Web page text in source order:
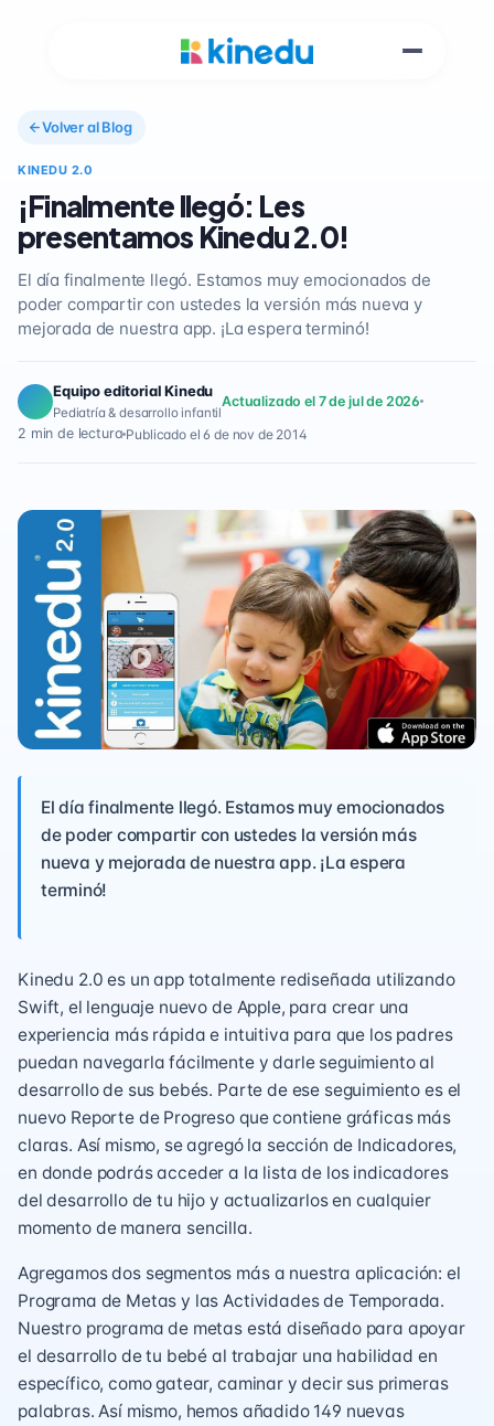
Volver al Blog
KINEDU 2.0
¡Finalmente llegó: Les
presentamos Kinedu 2.0!
El día finalmente llegó. Estamos muy emocionados de
poder compartir con ustedes la versión más nueva y
mejorada de nuestra app. ¡La espera terminó!
Equipo editorial Kinedu
Pediatría & desarrollo infantil
Actualizado el 7 de jul de 2026
2 min de lectura Publicado el 6 de nov de 2014
El día finalmente llegó. Estamos muy emocionados
de poder compartir con ustedes la versión más
nueva y mejorada de nuestra app. ¡La espera
terminó!
Kinedu 2.0 es un app totalmente rediseñada utilizando
Swift, el lenguaje nuevo de Apple, para crear una
experiencia más rápida e intuitiva para que los padres
puedan navegarla fácilmente y darle seguimiento al
desarrollo de sus bebés. Parte de ese seguimiento es el
nuevo Reporte de Progreso que contiene gráficas más
claras. Así mismo, se agregó la sección de Indicadores,
en donde podrás acceder a la lista de los indicadores
del desarrollo de tu hijo y actualizarlos en cualquier
momento de manera sencilla.
Agregamos dos segmentos más a nuestra aplicación: el
Programa de Metas y las Actividades de Temporada.
Nuestro programa de metas está diseñado para apoyar
el desarrollo de tu bebé al trabajar una habilidad en
específico, como gatear, caminar y decir sus primeras
palabras. Así mismo, hemos añadido 149 nuevas